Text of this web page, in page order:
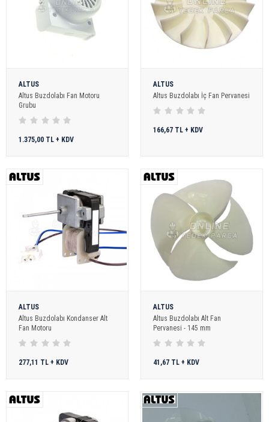
ALTUS
Altus Buzdolabı Fan Motoru
Grubu
1.375,00 TL + KDV
ALTUS
Altus Buzdolabı İç Fan Pervanesi
166,67 TL + KDV
ALTUS
Altus Buzdolabı Kondanser Alt
Fan Motoru
277,11 TL + KDV
ALTUS
Altus Buzdolabı Alt Fan
Pervanesi - 145 mm
41,67 TL + KDV